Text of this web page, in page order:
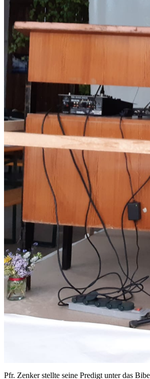
Pfr. Zenker stellte seine Predigt unter das